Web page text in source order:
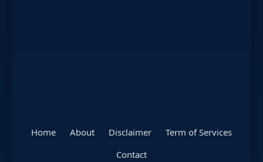
Home About Disclaimer
Term of Services
Contact